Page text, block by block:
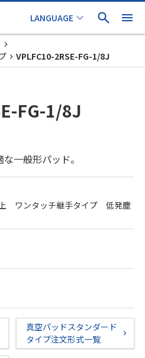
VPLFC10-2RSE-FG-1/8J
FG-1/8J
一般形パッド。
ワンタッチ継手タイプ 低発塵
真空パッドスタンダード
タイプ注文形式一覧